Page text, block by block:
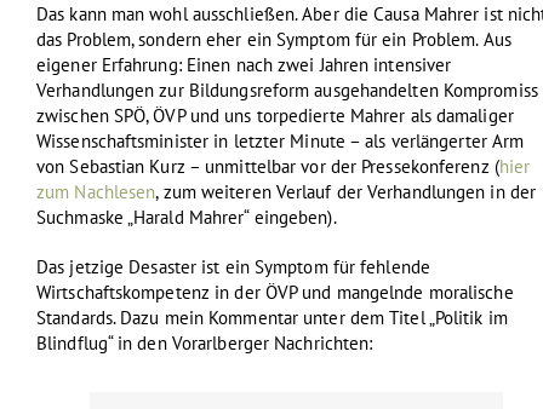
Das kann man wohl ausschließen. Aber die Causa Mahrer ist
das Problem, sondern eher ein Symptom für ein Problem. Aus
eigener Erfahrung: Einen nach zwei Jahren intensiver
Verhandlungen zur Bildungsreform ausgehandelten Kompromiss
zwischen SPÖ, ÖVP und uns torpedierte Mahrer als damaliger
Wissenschaftsminister in letzter Minute – als verlängerter Arm
von Sebastian Kurz – unmittelbar vor der Pressekonferenz (hier
zum Nachlesen, zum weiteren Verlauf der Verhandlungen in der
Suchmaske „Harald Mahrer“ eingeben).
Das jetzige Desaster ist ein Symptom für fehlende
Wirtschaftskompetenz in der ÖVP und mangelnde moralische
Standards. Dazu mein Kommentar unter dem Titel „Politik im
Blindflug“ in den Vorarlberger Nachrichten: